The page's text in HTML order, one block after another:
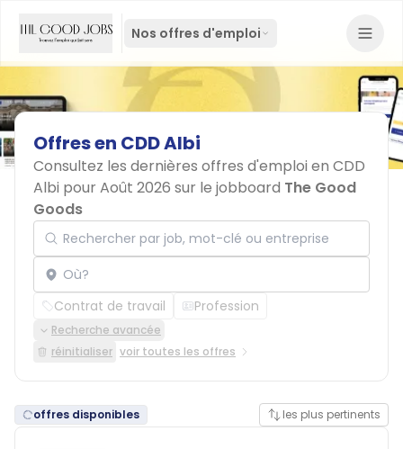
Nos offres d'emploi
Offresen CDDAlbi
Consultez les dernières offres d'emploi en CDD
Albi pour Août 2026 sur le jobboard The Good
Goods
Rechercher par job, mot-clé ou entreprise
Localisation
Contrat de travail Profession
Recherche avancée
réinitialiser voir toutes les offres
offres disponibles les plus pertinents